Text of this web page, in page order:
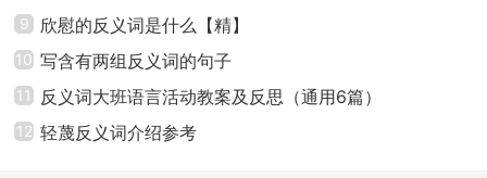
9 欣慰的反义词是什么【精】
10 写含有两组反义词的句子
11 反义词大班语言活动教案及反思（通用6篇）
12 轻蔑反义词介绍参考